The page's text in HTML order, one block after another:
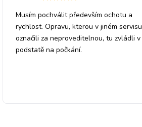
Musím pochválit především ochotu a
rychlost. Opravu, kterou v jiném servisu
označili za neproveditelnou, tu zvládli v
podstatě na počkání.